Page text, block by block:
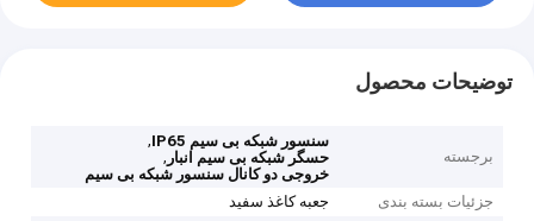
توضیحات محصول
برجسته
سنسور شبکه بی سیم IP65
,
حسگر شبکه بی سیم انبار ,
خروجی دو کانال سنسور شبکه بی سیم
جزئیات بسته بندی
جعبه کاغذ سفید